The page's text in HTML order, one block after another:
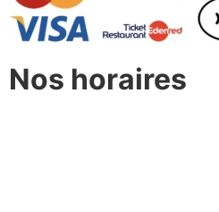
Nos horaires